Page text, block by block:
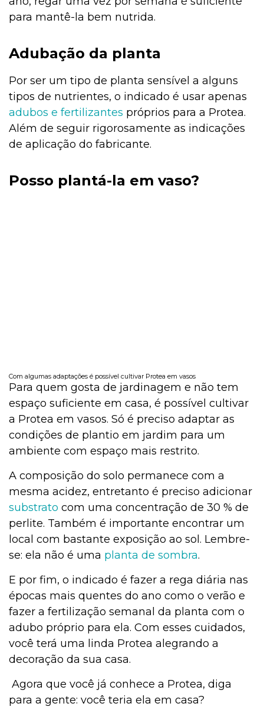
para mantê-la bem nutrida.
Adubação da planta
Por ser um tipo de planta sensível a alguns
tipos de nutrientes, o indicado é usar apenas
adubos e fertilizantes próprios para a Protea.
Além de seguir rigorosamente as indicações
de aplicação do fabricante.
Posso plantá-la em vaso?
Com algumas adaptações é possível cultivar Protea em vasos
Para quem gosta de jardinagem e não tem
espaço suficiente em casa, é possível cultivar
a Protea em vasos. Só é preciso adaptar as
condições de plantio em jardim para um
ambiente com espaço mais restrito.
A composição do solo permanece com a
mesma acidez, entretanto é preciso adicionar
substrato com uma concentração de 30 % de
perlite. Também é importante encontrar um
local com bastante exposição ao sol. Lembre-
se: ela não é uma planta de sombra.
E por fim, o indicado é fazer a rega diária nas
épocas mais quentes do ano como o verão e
fazer a fertilização semanal da planta com o
adubo próprio para ela. Com esses cuidados,
você terá uma linda Protea alegrando a
decoração da sua casa.
Agora que você já conhece a Protea, diga
para a gente: você teria ela em casa?